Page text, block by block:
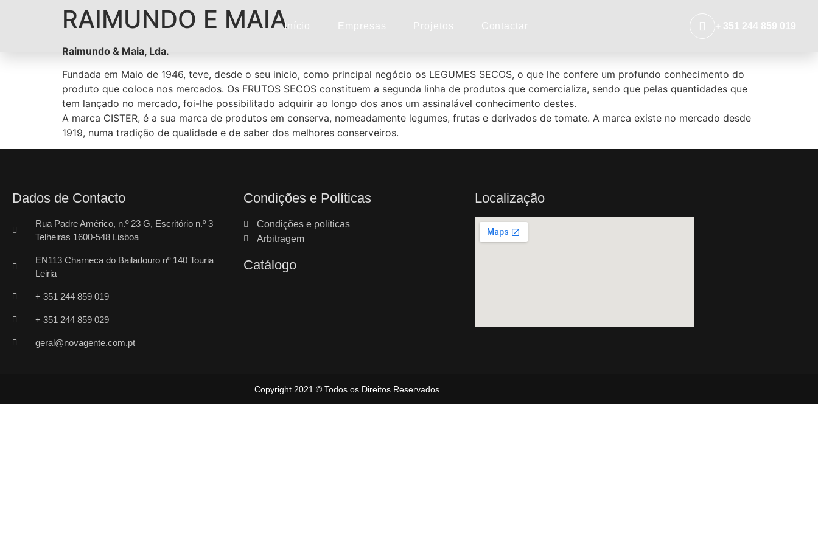
Início Empresas Projetos Contactar + 351 244 859 019
RAIMUNDO E MAIA
Raimundo & Maia, Lda.
Fundada em Maio de 1946, teve, desde o seu inicio, como principal negócio os LEGUMES SECOS, o que lhe confere um profundo conhecimento do
produto que coloca nos mercados. Os FRUTOS SECOS constituem a segunda linha de produtos que comercializa, sendo que pelas quantidades que
tem lançado no mercado, foi-lhe possibilitado adquirir ao longo dos anos um assinalável conhecimento destes.
A marca CISTER, é a sua marca de produtos em conserva, nomeadamente legumes, frutas e derivados de tomate. A marca existe no mercado desde
1919, numa tradição de qualidade e de saber dos melhores conserveiros.
Dados de Contacto
Rua Padre Américo, n.º 23 G, Escritório n.º 3
Telheiras 1600-548 Lisboa
EN113 Charneca do Bailadouro nº 140 Touria
Leiria
+ 351 244 859 019
+ 351 244 859 029
geral@novagente.com.pt
Condições e Políticas
Condições e políticas
Arbitragem
Catálogo
Localização
Copyright 2021 © Todos os Direitos Reservados